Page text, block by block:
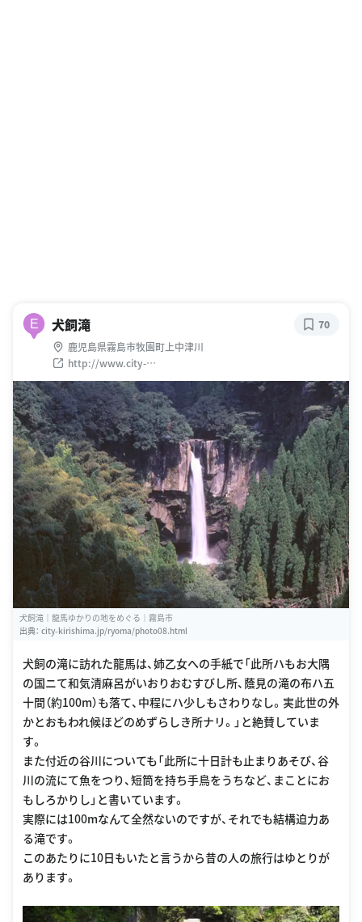
E 犬飼滝
鹿児島県霧島市牧園町上中津川
http://www.city-
kirishima.jp/modules/page059/index.php?id=20
70
犬飼滝｜龍馬ゆかりの地をめぐる｜霧島市
出典： city-kirishima.jp/ryoma/photo08.html
犬飼の滝に訪れた龍馬は、姉乙女への手紙で「此所ハもお大隅
の国ニて和気清麻呂がいおりおむすびし所、蔭見の滝の布ハ五
十間（約100m）も落て、中程にハ少しもさわりなし。実此世の外
かとおもわれ候ほどのめずらしき所ナリ。」と絶賛していま
す。
また付近の谷川についても「此所に十日計も止まりあそび、谷
川の流にて魚をつり、短筒を持ち手鳥をうちなど、まことにお
もしろかりし」と書いています。
実際には100mなんて全然ないのですが、それでも結構迫力あ
る滝です。
このあたりに10日もいたと言うから昔の人の旅行はゆとりが
あります。